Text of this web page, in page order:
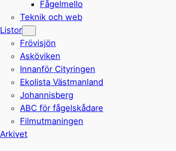
Fågelmello
Teknik och web
Listor
Frövisjön
Asköviken
Innanför Cityringen
Ekolista Västmanland
Johannisberg
ABC för fågelskådare
Filmutmaningen
Arkivet